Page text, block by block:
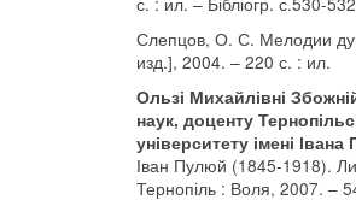
Слепцов, О. С. Мелодии
изд.], 2004. – 220 с. : ил.
Ользі Михайлівні
наук, доценту
університету імені
Іван Пулюй (1845-1918).
Тернопіль : Воля, 2007. –